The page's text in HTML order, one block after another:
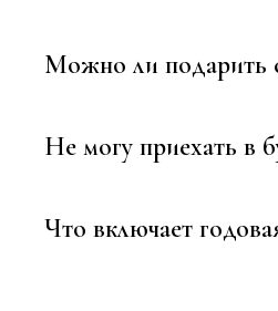
Можно ли подарить
Не могу приехать в
Что включает